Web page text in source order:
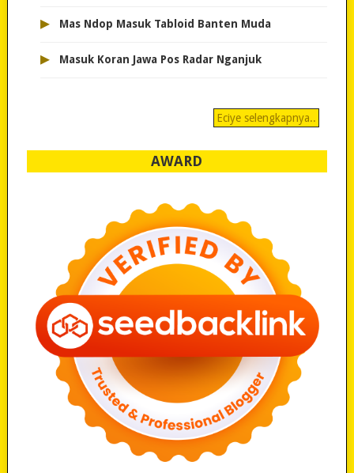
▸ Mas Ndop Masuk Tabloid Banten Muda
▸ Masuk Koran Jawa Pos Radar Nganjuk
Eciye selengkapnya..
AWARD